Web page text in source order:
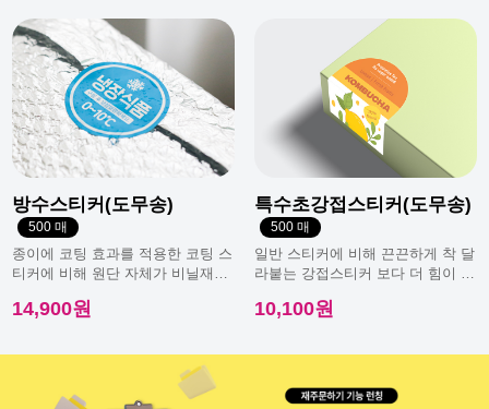
방수스티커(도무송)
500 매
종이에 코팅 효과를 적용한 코팅 스
티커에 비해 원단 자체가 비닐재질
14,900원
특수초강접스티커(도무송)
500 매
일반 스티커에 비해 끈끈하게 착 달
라붙는 강접스티커 보다 더 힘이 남
10,100원